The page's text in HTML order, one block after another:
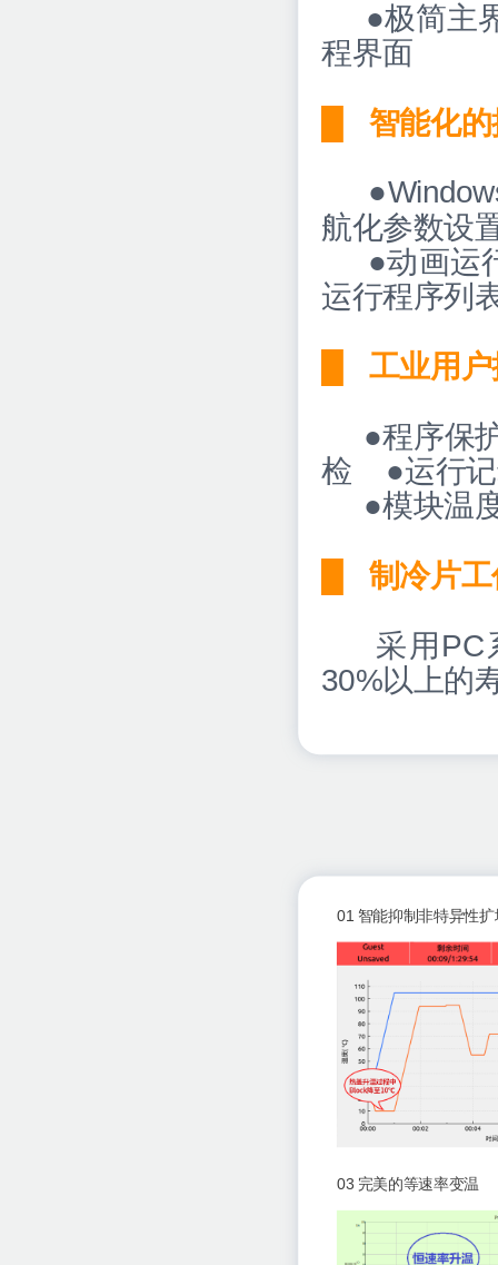
●极简主
程界面
智能化
航化参数设
●动画运
运行程序列
工业用
●程序保
检 ●运行
●模块温度
制冷片
采用PC
30%以上的
01 智能抑制非特异性扩
03 完美的等速率变温